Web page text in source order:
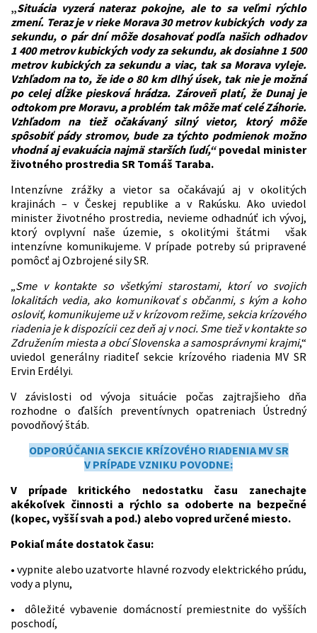
„Situácia vyzerá nateraz pokojne, ale to sa veľmi rýchlo
zmení. Teraz je v rieke Morava 30 metrov kubických vody za
sekundu, o pár dní môže dosahovať podľa našich odhadov
1 400 metrov kubických vody za sekundu, ak dosiahne 1 500
metrov kubických za sekundu a viac, tak sa Morava vyleje.
Vzhľadom na to, že ide o 80 km dlhý úsek, tak nie je možná
po celej dĺžke piesková hrádza. Zároveň platí, že Dunaj je
odtokom pre Moravu, a problém tak môže mať celé Záhorie.
Vzhľadom na tiež očakávaný silný vietor, ktorý môže
spôsobiť pády stromov, bude za týchto podmienok možno
vhodná aj evakuácia najmä starších ľudí,“ povedal minister
životného prostredia SR Tomáš Taraba.
Intenzívne zrážky a vietor sa očakávajú aj v okolitých
krajinách – v Českej republike a v Rakúsku. Ako uviedol
minister životného prostredia, nevieme odhadnúť ich vývoj,
ktorý ovplyvní naše územie, s okolitými štátmi však
intenzívne komunikujeme. V prípade potreby sú pripravené
pomôcť aj Ozbrojené sily SR.
„Sme v kontakte so všetkými starostami, ktorí vo svojich
lokalitách vedia, ako komunikovať s občanmi, s kým a koho
osloviť, komunikujeme už v krízovom režime, sekcia krízového
riadenia je k dispozícii cez deň aj v noci. Sme tiež v kontakte so
Združením miesta a obcí Slovenska a samosprávnymi krajmi,“
uviedol generálny riaditeľ sekcie krízového riadenia MV SR
Ervin Erdélyi.
V závislosti od vývoja situácie počas zajtrajšieho dňa
rozhodne o ďalších preventívnych opatreniach Ústredný
povodňový štáb.
ODPORÚČANIA SEKCIE KRÍZOVÉHO RIADENIA MV SR
V PRÍPADE VZNIKU POVODNE:
V prípade kritického nedostatku času zanechajte
akékoľvek činnosti a rýchlo sa odoberte na bezpečné
(kopec, vyšší svah a pod.) alebo vopred určené miesto.
Pokiaľ máte dostatok času:
• vypnite alebo uzatvorte hlavné rozvody elektrického prúdu,
vody a plynu,
• dôležité vybavenie domácností premiestnite do vyšších
poschodí,